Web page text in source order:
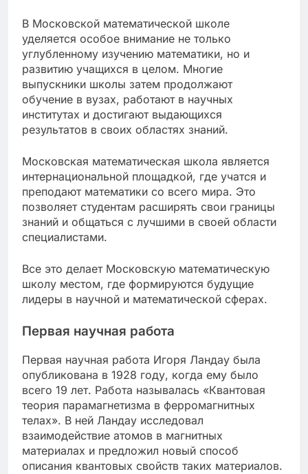
В Московской математической школе
уделяется особое внимание не только
углубленному изучению математики, но и
развитию учащихся в целом. Многие
выпускники школы затем продолжают
обучение в вузах, работают в научных
институтах и достигают выдающихся
результатов в своих областях знаний.
Московская математическая школа является
интернациональной площадкой, где учатся и
преподают математики со всего мира. Это
позволяет студентам расширять свои границы
знаний и общаться с лучшими в своей области
специалистами.
Все это делает Московскую математическую
школу местом, где формируются будущие
лидеры в научной и математической сферах.
Первая научная работа
Первая научная работа Игоря Ландау была
опубликована в 1928 году, когда ему было
всего 19 лет. Работа называлась «Квантовая
теория парамагнетизма в ферромагнитных
телах». В ней Ландау исследовал
взаимодействие атомов в магнитных
материалах и предложил новый способ
описания квантовых свойств таких материалов.